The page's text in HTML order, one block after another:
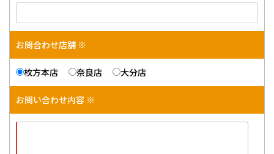
お問合わせ店舗 ※
枚方本店 奈良店 大分店
お問い合わせ内容 ※